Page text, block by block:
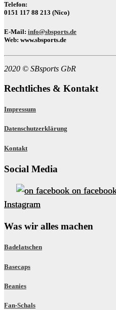
Telefon:
0151 117 88 213 (Nico)
E-Mail: info@sbsports.de
Web: www.sbsports.de
2020 © SBsports GbR
Rechtliches & Kontakt
Impressum
Datenschutzerklärung
Kontakt
Social Media
on
Instagram
Was wir alles machen
Badelatschen
Basecaps
Beanies
Fan-Schals